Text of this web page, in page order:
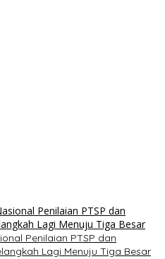
Penilaian PTSP dan
Lagi Menuju Tiga Besar